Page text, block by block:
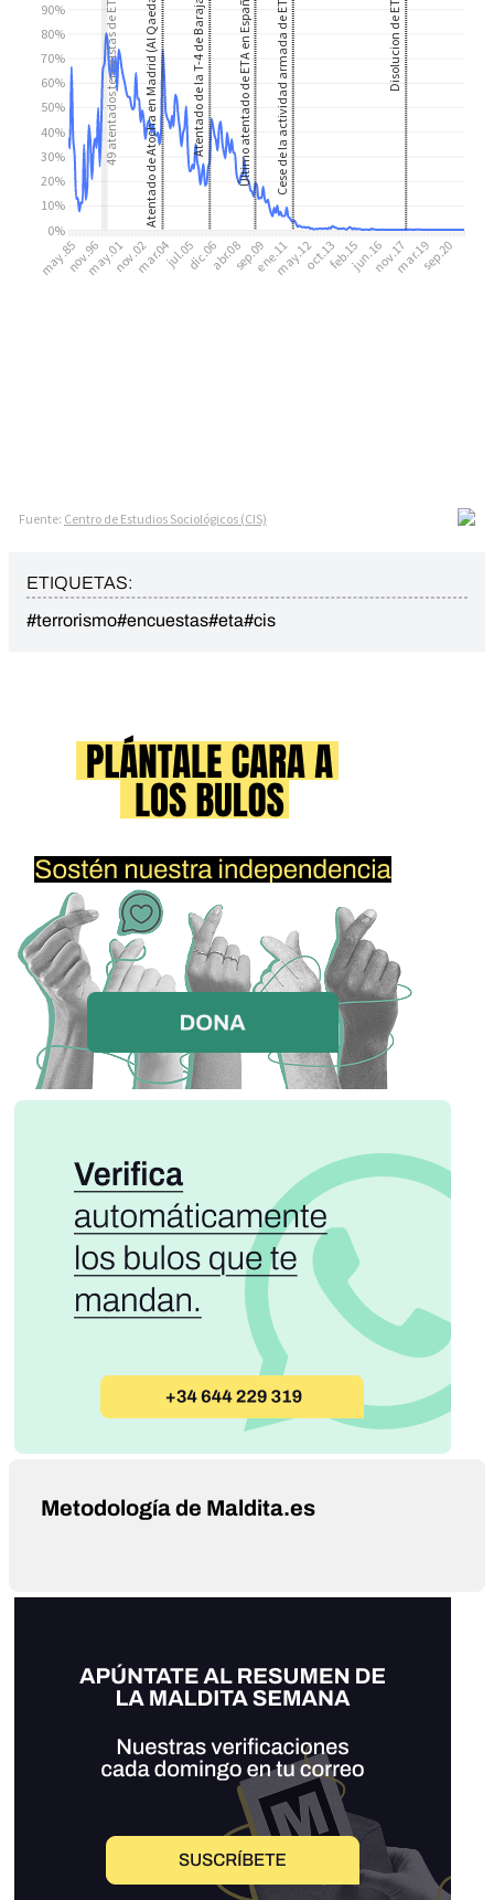
ETIQUETAS:
#terrorismo#encuestas#eta#cis
Metodología de Maldita.es